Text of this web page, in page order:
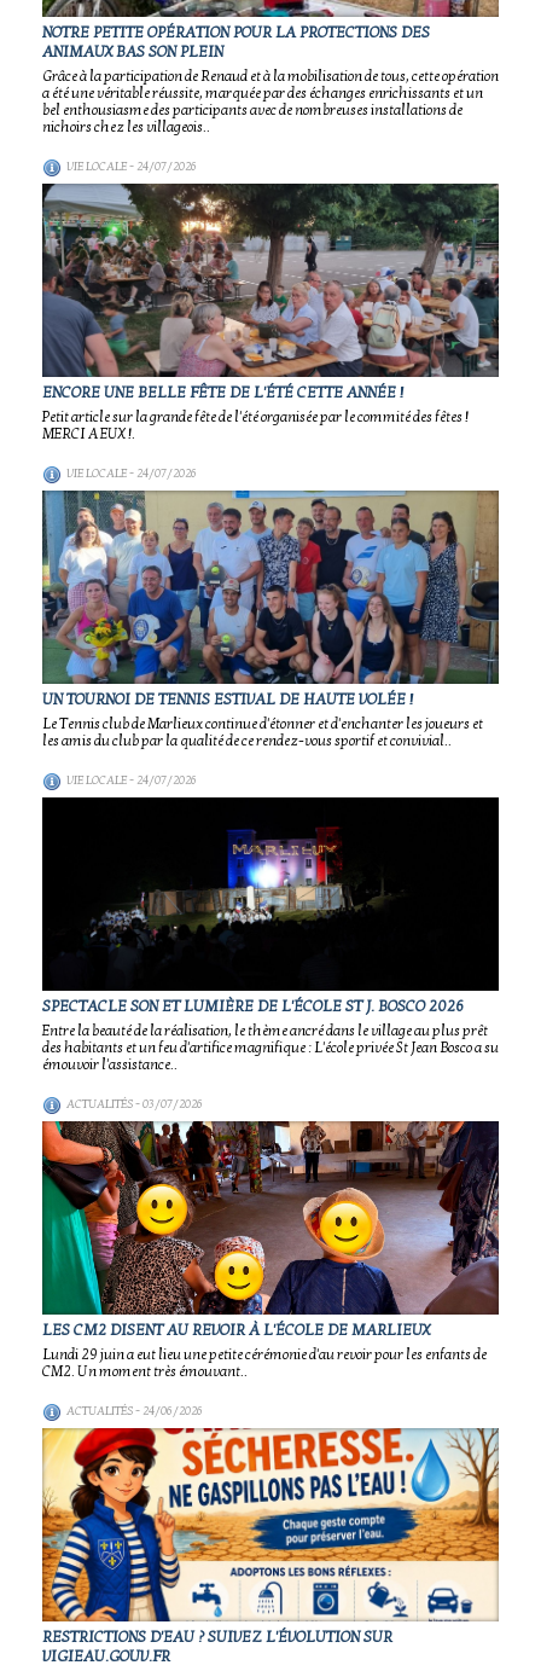
NOTRE PETITE OPÉRATION POUR LA PROTECTIONS DES
ANIMAUX BAS SON PLEIN
Grâce à la participation de Renaud et à la mobilisation de tous, cette opération
a été une véritable réussite, marquée par des échanges enrichissants et un
bel enthousiasme des participants avec de nombreuses installations de
nichoirs chez les villageois..
VIE LOCALE- 24/07/2026
ENCORE UNE BELLE FÊTE DE L'ÉTÉ CETTE ANNÉE !
Petit article sur la grande fête de l'été organisée par le commité des fêtes !
MERCI A EUX !.
VIE LOCALE- 24/07/2026
UN TOURNOI DE TENNIS ESTIVAL DE HAUTE VOLÉE !
Le Tennis club de Marlieux continue d'étonner et d'enchanter les joueurs et
les amis du club par la qualité de ce rendez-vous sportif et convivial..
VIE LOCALE- 24/07/2026
SPECTACLE SON ET LUMIÈRE DE L'ÉCOLE ST J. BOSCO 2026
Entre la beauté de la réalisation, le thème ancré dans le village au plus prêt
des habitants et un feu d'artifice magnifique : L'école privée St Jean Bosco a su
émouvoir l'assistance..
ACTUALITÉS- 03/07/2026
LES CM2 DISENT AU REVOIR À L'ÉCOLE DE MARLIEUX
Lundi 29 juin a eut lieu une petite cérémonie d'au revoir pour les enfants de
CM2. Un moment très émouvant..
ACTUALITÉS- 24/06/2026
RESTRICTIONS D'EAU ? SUIVEZ L'ÉVOLUTION SUR
VIGIEAU.GOUV.FR